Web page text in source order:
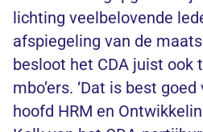
lichting veelbelovende
afspiegeling van de
besloot het CDA juist ook
mbo’ers. ‘Dat is best goed
hoofd HRM en